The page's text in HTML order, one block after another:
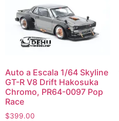
Auto a Escala 1/64 Skyline
GT-R V8 Drift Hakosuka
Chromo, PR64-0097 Pop
Race
$399.00